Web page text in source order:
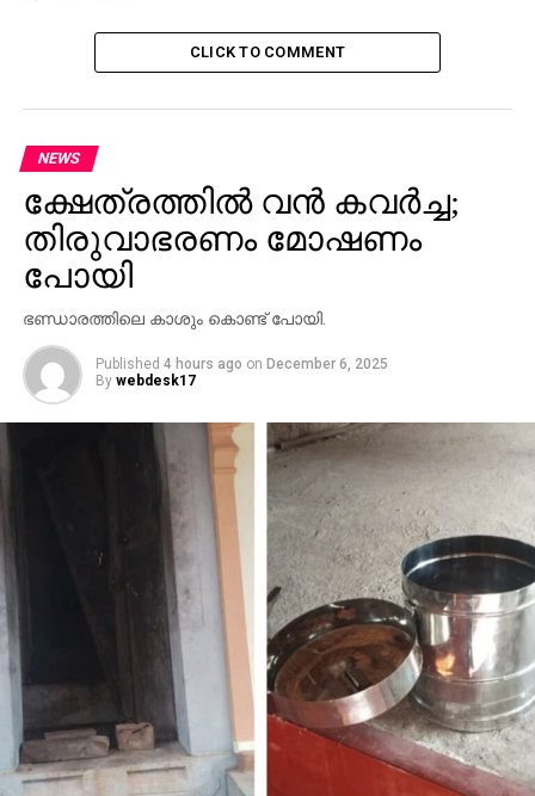
CLICK TO COMMENT
NEWS
ക്ഷേത്രത്തില്‍ വന്‍ കവര്‍ച്ച;
തിരുവാഭരണം മോഷണം
പോയി
ഭണ്ഡാരത്തിലെ കാശും കൊണ്ട് പോയി.
Published 4 hours ago on December 6, 2025
By webdesk17